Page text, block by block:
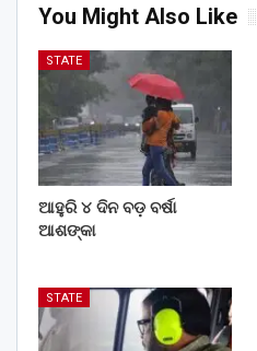
You Might Also Like
STATE
ଆହୁରି ୪ ଦିନ ବଡ଼ ବର୍ଷା
ଆଶଙ୍କା
STATE